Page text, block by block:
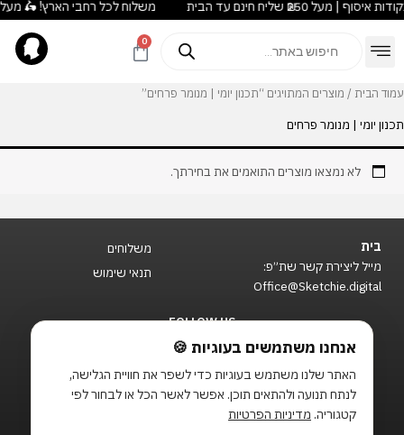
לתוכן
דילוג
משלוח לכל רחבי הארץ! 🛵 מעל ₪180 חינם לנקודות איסוף | מעל ₪250 שליח חינם עד
search
0
עגלת
עמוד הבית / מוצרים המתויגים “תכנון יומי | מנומר פרחים”
תכנון יומי | מנומר פרחים
לא נמצאו מוצרים התואמים את בחירתך.
בית
מייל ליצירת קשר שת״פ:
Office@Sketchie.digital
משלוחים
תנאי שימוש
FOLLOW US
I
s
t
a
F
c
e
k
t
הפתעה קטנה
אנחנו משתמשים בעוגיות 🍪
האתר שלנו משתמש בעוגיות כדי לשפר את חוויית הגלישה,
לנתח תנועה ולהתאים תוכן. אפשר לאשר הכל או לבחור לפי
קטגוריה. מדיניות הפרטיות